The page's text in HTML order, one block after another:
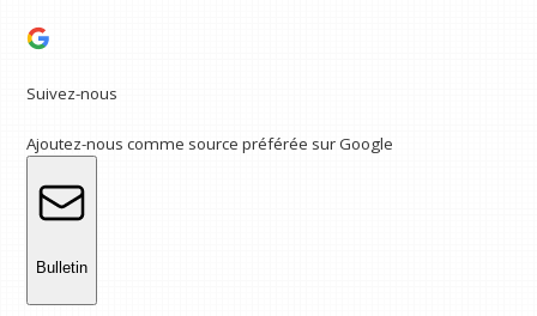
Suivez-nous
Ajoutez-nous comme source préférée sur Google
Bulletin